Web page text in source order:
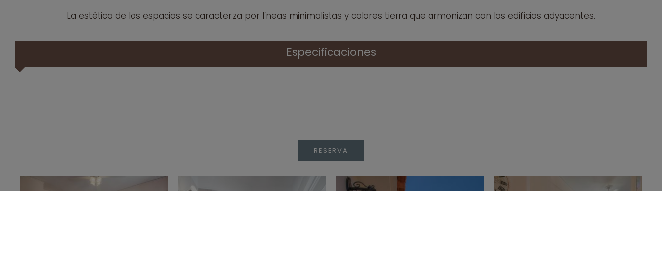
La estética de los espacios se caracteriza por líneas minimalistas y colores tierra que armonizan con los edificios adyacentes.
Especificaciones
RESERVA